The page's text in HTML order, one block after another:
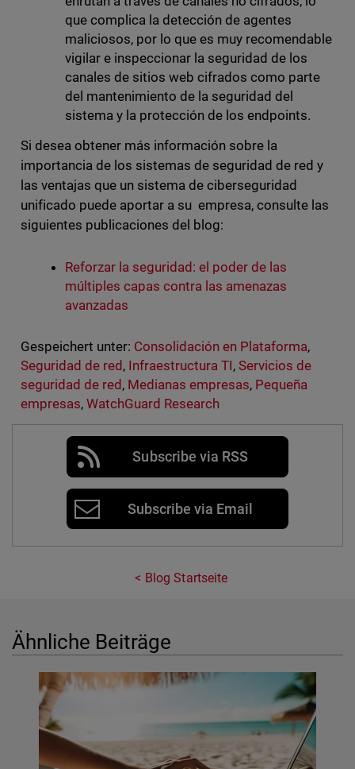
que complica la detección de agentes
maliciosos, por lo que es muy recomendable
vigilar e inspeccionar la seguridad de los
canales de sitios web cifrados como parte
del mantenimiento de la seguridad del
sistema y la protección de los endpoints.
Si desea obtener más información sobre la
importancia de los sistemas de seguridad de red y
las ventajas que un sistema de ciberseguridad
unificado puede aportar a su empresa, consulte las
siguientes publicaciones del blog:
Reforzar la seguridad: el poder de las
múltiples capas contra las amenazas
avanzadas
Gespeichert unter: Consolidación en Plataforma,
Seguridad de red , Infraestructura TI,Servicios de
seguridad de red , Medianas empresas, Pequeña
empresas, WatchGuard Research
Subscribe via RSS
Subscribe via Email
Blog Startseite
Ähnliche Beiträge